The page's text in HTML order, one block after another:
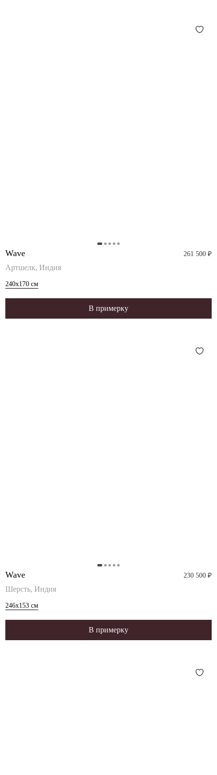
Wave 261 500 ₽
Артшелк, Индия
240x170 см
В примерку
Wave 230 500 ₽
Шерсть, Индия
246x153 см
В примерку